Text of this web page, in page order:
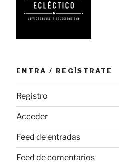
ENTRA / REGÍSTRATE
Registro
Acceder
Feed de entradas
Feed de comentarios